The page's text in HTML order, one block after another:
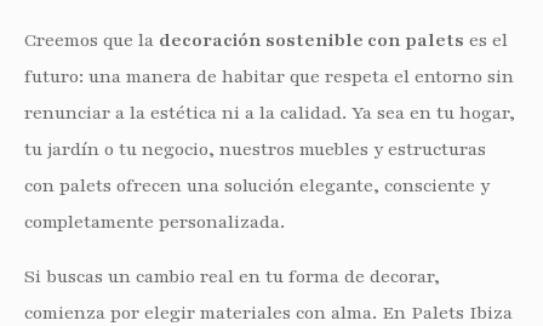
Creemos que la decoración sostenible con palets es el
futuro: una manera de habitar que respeta el entorno sin
renunciar a la estética ni a la calidad. Ya sea en tu hogar,
tu jardín o tu negocio, nuestros muebles y estructuras
con palets ofrecen una solución elegante, consciente y
completamente personalizada.
Si buscas un cambio real en tu forma de decorar,
comienza por elegir materiales con alma. En Palets Ibiza